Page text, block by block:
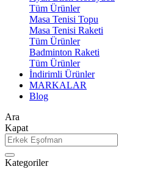
Tüm Ürünler
Masa Tenisi Topu
Masa Tenisi Raketi
Tüm Ürünler
Badminton Raketi
Tüm Ürünler
İndirimli Ürünler
MARKALAR
Blog
Ara
Kapat
Kategoriler